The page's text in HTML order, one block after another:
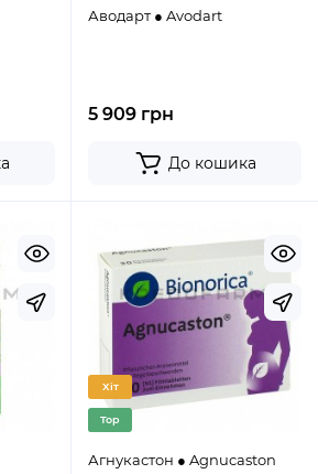
Аводарт ● Avodart
5 909 грн
До кошика
Хіт
Top
Агнукастон ● Agnucaston